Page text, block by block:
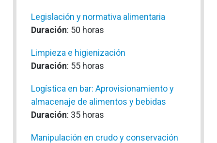
Legislación y normativa alimentaria
Duración: 50 horas
Limpieza e higienización
Duración: 55 horas
Logística en bar: Aprovisionamiento y
almacenaje de alimentos y bebidas
Duración: 35 horas
Manipulación en crudo y conservación